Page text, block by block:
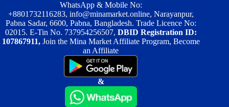
WhatsApp & Mobile No:
+8801732116283, info@minamarket.online, Narayanpur,
Pabna Sadar, 6600, Pabna, Bangladesh. Trade Licence No:
02015. E-Tin No. 737954256507, DBID Registration ID:
107867911, Join the Mina Market Affiliate Program, Become
an Affiliate
&